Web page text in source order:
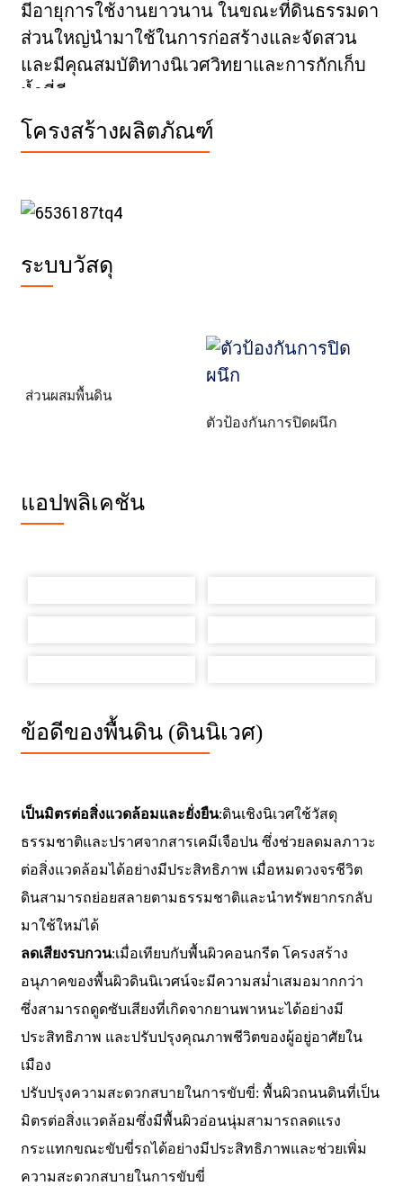
มีอายุการใช้งานยาวนาน ในขณะที่ดินธรรมดา
ส่วนใหญ่นำมาใช้ในการก่อสร้างและจัดสวน
และมีคุณสมบัติทางนิเวศวิทยาและการกักเก็บ
น้ำที่ดี
โครงสร้างผลิตภัณฑ์
ระบบวัสดุ
ส่วนผสมพื้นดิน
ตัวป้องกันการปิดผนึก
แอปพลิเคชัน
ข้อดีของพื้นดิน (ดินนิเวศ)
เป็นมิตรต่อสิ่งแวดล้อมและยั่งยืน:ดินเชิงนิเวศใช้วัสดุ
ธรรมชาติและปราศจากสารเคมีเจือปน ซึ่งช่วยลดมลภาวะ
ต่อสิ่งแวดล้อมได้อย่างมีประสิทธิภาพ เมื่อหมดวงจรชีวิต
ดินสามารถย่อยสลายตามธรรมชาติและนำทรัพยากรกลับ
มาใช้ใหม่ได้
ลดเสียงรบกวน:เมื่อเทียบกับพื้นผิวคอนกรีต โครงสร้าง
อนุภาคของพื้นผิวดินนิเวศน์จะมีความสม่ำเสมอมากกว่า
ซึ่งสามารถดูดซับเสียงที่เกิดจากยานพาหนะได้อย่างมี
ประสิทธิภาพ และปรับปรุงคุณภาพชีวิตของผู้อยู่อาศัยใน
เมือง
ปรับปรุงความสะดวกสบายในการขับขี่: พื้นผิวถนนดินที่เป็น
มิตรต่อสิ่งแวดล้อมซึ่งมีพื้นผิวอ่อนนุ่มสามารถลดแรง
กระแทกขณะขับขี่รถได้อย่างมีประสิทธิภาพและช่วยเพิ่ม
ความสะดวกสบายในการขับขี่